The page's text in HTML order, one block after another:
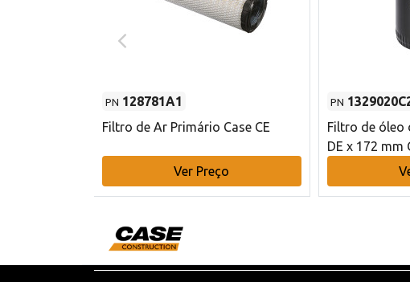
PN 128781A1
Filtro de Ar Primário Case CE
Ver Preço
PN
Filtro de óleo
DE x 172 mm